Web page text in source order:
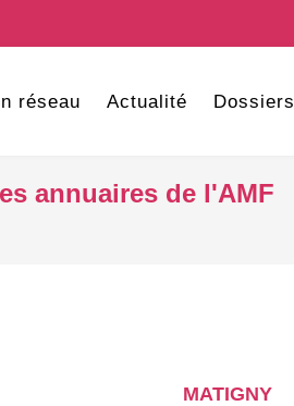
réseau Actualité Dossiers
annuaires de l'AMF
MATIGNY